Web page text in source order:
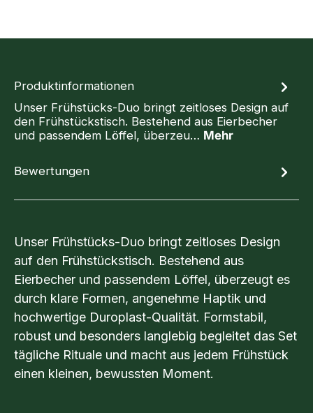
Produktinformationen
Unser Frühstücks-Duo bringt zeitloses Design auf
den Frühstückstisch. Bestehend aus Eierbecher
und passendem Löffel, überzeu… Mehr
Bewertungen
Unser Frühstücks-Duo bringt zeitloses Design
auf den Frühstückstisch. Bestehend aus
Eierbecher und passendem Löffel, überzeugt es
durch klare Formen, angenehme Haptik und
hochwertige Duroplast-Qualität. Formstabil,
robust und besonders langlebig begleitet das Set
tägliche Rituale und macht aus jedem Frühstück
einen kleinen, bewussten Moment.